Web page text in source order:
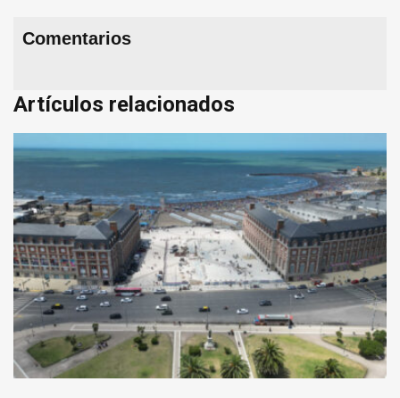
Comentarios
Artículos relacionados